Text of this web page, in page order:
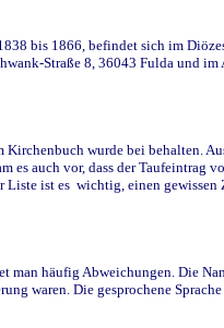
bis 1866, befindet sich im
Straße 8, 36043 Fulda und
wurde bei behalten.
es auch vor, dass der
Liste ist es wichtig, einen
man häufig Abweichungen. Die
waren. Die gesprochene